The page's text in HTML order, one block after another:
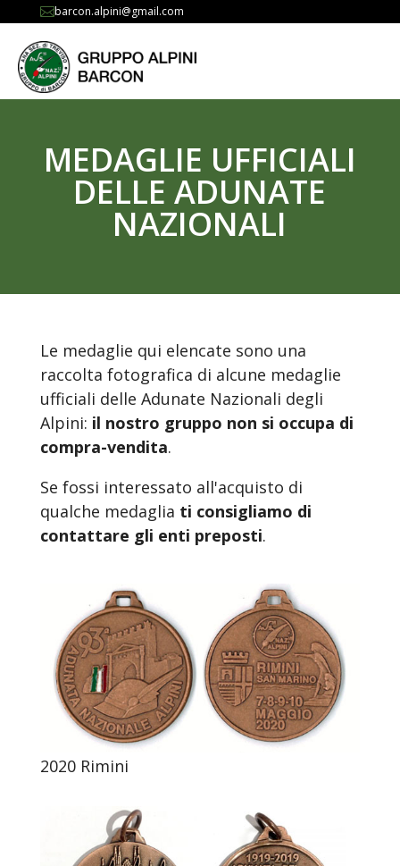
barcon.alpini@gmail.com
MEDAGLIE UFFICIALI
DELLE ADUNATE
NAZIONALI
Le medaglie qui elencate sono una
raccolta fotografica di alcune medaglie
ufficiali delle Adunate Nazionali degli
Alpini: il nostro gruppo non si occupa di
compra-vendita.
Se fossi interessato all'acquisto di
qualche medaglia ti consigliamo di
contattare gli enti preposti.
2020 Rimini